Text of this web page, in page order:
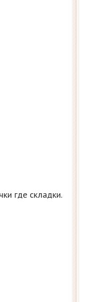
где складки.